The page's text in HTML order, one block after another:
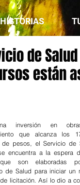
HISTORIAS
de
están
inversión en
que alcanza los
de pesos, el Servicio de
encuentra a la espera
son elaboradas
de Salud para iniciar un
licitación. Así lo dio a